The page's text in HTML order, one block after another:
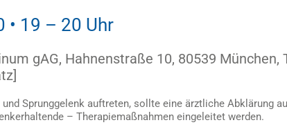
• 19 – 20 Uhr
gAG, Hahnenstraße 10, 80539 München,
Sprunggelenk auftreten, sollte eine ärztliche Abklärung
– Therapiemaßnahmen eingeleitet werden.